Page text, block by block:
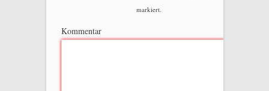
markiert.
Kommentar